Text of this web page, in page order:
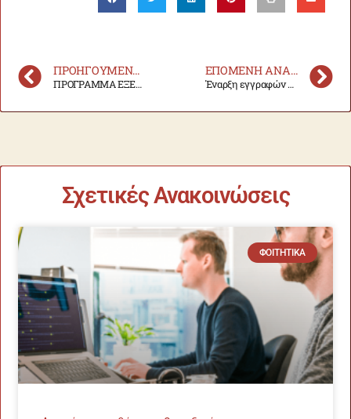
ΠΡΟΗΓΟΎΜΕΝΗ ΑΝΑΚΟΊΝΩΣΗ
ΠΡΟΓΡΑΜΜΑ ΕΞΕΤΑΣΕΩΝ ΣΕΠΤΕΜΒΡΙΟΥ Α.Ε.2023-2024
ΕΠΌΜΕΝΗ ΑΝΑΚΟΊΝΩΣΗ
Έναρξη εγγραφών των φοιτητών και φοιτητριών με αναπηρία ή/και ειδικές εκπαιδευτικές ανάγκες στη Μονάδα Ισότιμης Πρόσβασης
Σχετικές Ανακοινώσεις
ΦΟΙΤΗΤΙΚΆ